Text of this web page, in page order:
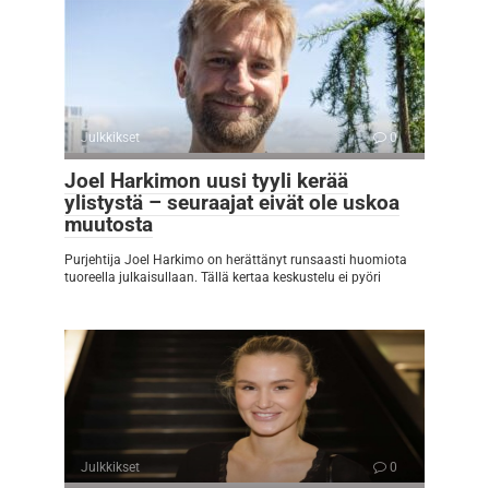
Julkkikset 0
Joel Harkimon uusi tyyli kerää
ylistystä – seuraajat eivät ole uskoa
muutosta
Purjehtija Joel Harkimo on herättänyt runsaasti huomiota
tuoreella julkaisullaan. Tällä kertaa keskustelu ei pyöri
Julkkikset 0